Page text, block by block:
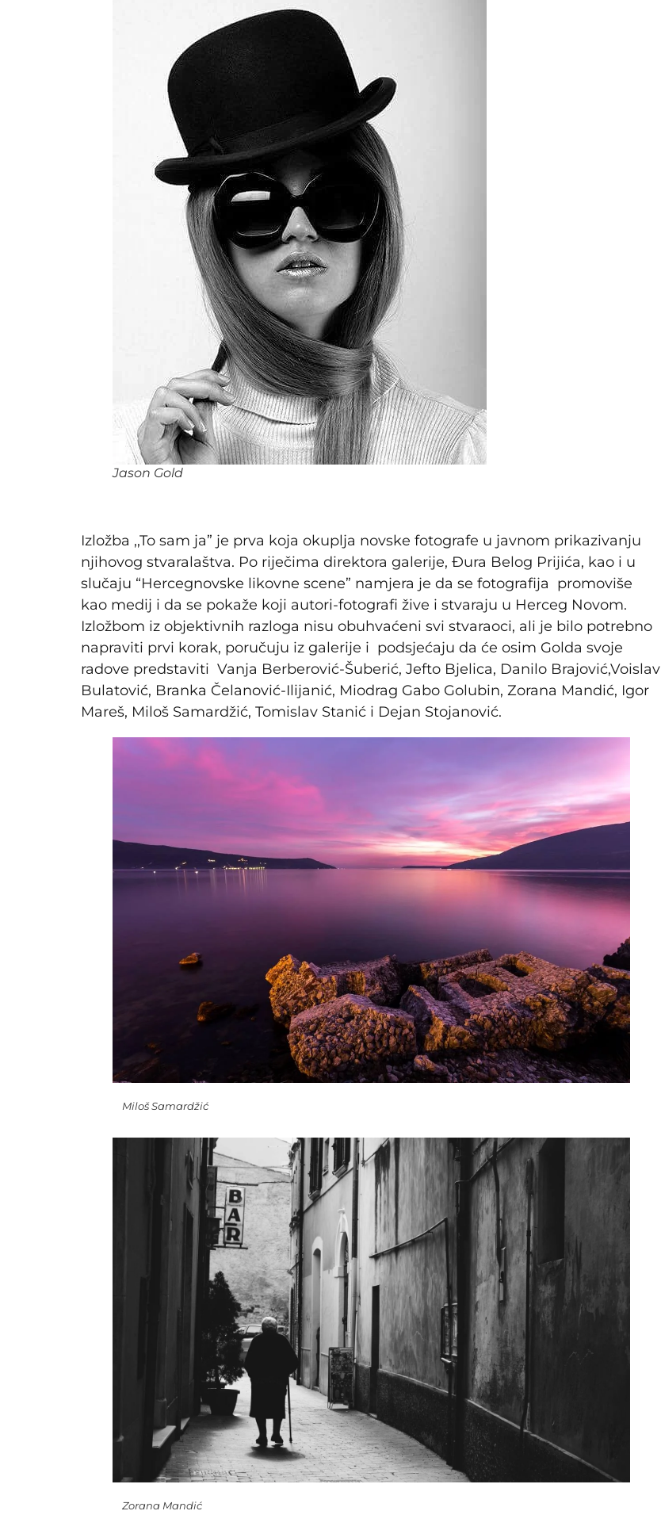
Jason Gold
Izložba ,,To sam ja” je prva koja okuplja novske fotografe u javnom prikazivanju
njihovog stvaralaštva. Po riječima direktora galerije, Đura Belog Prijića, kao i u
slučaju “Hercegnovske likovne scene” namjera je da se fotografija promoviše
kao medij i da se pokaže koji autori-fotografi žive i stvaraju u Herceg Novom.
Izložbom iz objektivnih razloga nisu obuhvaćeni svi stvaraoci, ali je bilo potrebno
napraviti prvi korak, poručuju iz galerije i podsjećaju da će osim Golda svoje
radove predstaviti Vanja Berberović-Šuberić, Jefto Bjelica, Danilo Brajović,Voislav
Bulatović, Branka Čelanović-Ilijanić, Miodrag Gabo Golubin, Zorana Mandić, Igor
Mareš, Miloš Samardžić, Tomislav Stanić i Dejan Stojanović.
Miloš Samardžić
Zorana Mandić